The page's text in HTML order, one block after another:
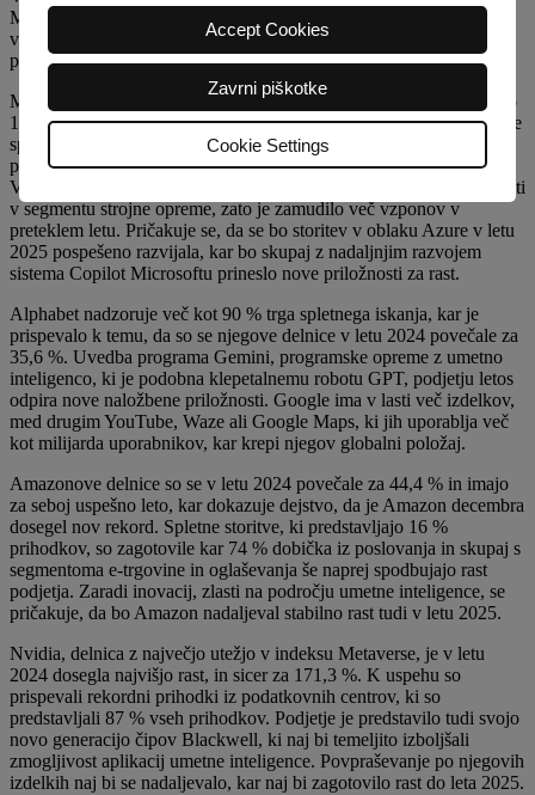
Metaverse, ki ga sestavlja družba Wonderinterest Trading LTD in
vključuje osem glavnih igralcev v tem sektorju. Poglejmo si
podrobneje, kako so se odrezali.
Microsoftove delnice so v letu 2024 zabeležile razmeroma skromno
12,9-odstotno rast, medtem ko so lani dosegle 57 %. Letošnjo rast je
spodbudil uspeh na področju umetne inteligence, zlasti sprejetje
programa Copilot in naložbe v generativno umetno inteligenco.
Vendar podjetje še vedno ni izkoristilo vseh svojih potencialov, zlasti
v segmentu strojne opreme, zato je zamudilo več vzponov v
preteklem letu. Pričakuje se, da se bo storitev v oblaku Azure v letu
2025 pospešeno razvijala, kar bo skupaj z nadaljnjim razvojem
sistema Copilot Microsoftu prineslo nove priložnosti za rast.
Alphabet nadzoruje več kot 90 % trga spletnega iskanja, kar je
prispevalo k temu, da so se njegove delnice v letu 2024 povečale za
35,6 %. Uvedba programa Gemini, programske opreme z umetno
inteligenco, ki je podobna klepetalnemu robotu GPT, podjetju letos
odpira nove naložbene priložnosti. Google ima v lasti več izdelkov,
med drugim YouTube, Waze ali Google Maps, ki jih uporablja več
kot milijarda uporabnikov, kar krepi njegov globalni položaj.
Amazonove delnice so se v letu 2024 povečale za 44,4 % in imajo
za seboj uspešno leto, kar dokazuje dejstvo, da je Amazon decembra
dosegel nov rekord. Spletne storitve, ki predstavljajo 16 %
prihodkov, so zagotovile kar 74 % dobička iz poslovanja in skupaj s
segmentoma e-trgovine in oglaševanja še naprej spodbujajo rast
podjetja. Zaradi inovacij, zlasti na področju umetne inteligence, se
pričakuje, da bo Amazon nadaljeval stabilno rast tudi v letu 2025.
Nvidia, delnica z največjo utežjo v indeksu Metaverse, je v letu
2024 dosegla najvišjo rast, in sicer za 171,3 %. K uspehu so
prispevali rekordni prihodki iz podatkovnih centrov, ki so
predstavljali 87 % vseh prihodkov. Podjetje je predstavilo tudi svojo
novo generacijo čipov Blackwell, ki naj bi temeljito izboljšali
zmogljivost aplikacij umetne inteligence. Povpraševanje po njegovih
izdelkih naj bi se nadaljevalo, kar naj bi zagotovilo rast do leta 2025.
Accept Cookies
Zavrni piškotke
Cookie Settings